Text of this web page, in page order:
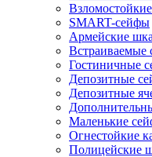
SMART-сейфы
Армейские
Встраиваемые
Гостиничные
Депозитные
Депозитные
Маленькие
Огнестойкие
Полицейские